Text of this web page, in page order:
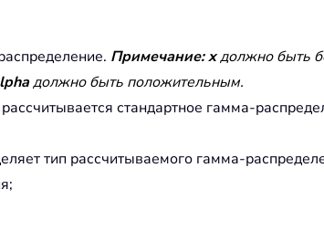
Примечание:xдолжно быть
должно быть положительным.
стандартное гамма-
тип рассчитываемого гамма-